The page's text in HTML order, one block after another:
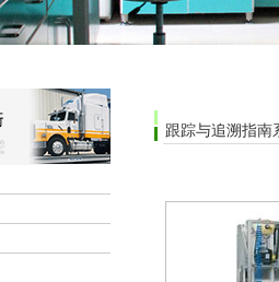
跟踪与追溯指南